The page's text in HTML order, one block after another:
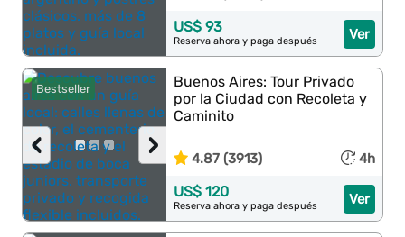
Ver
US$ 93
Reserva ahora y paga después
Bestseller
›
‹
Buenos Aires: Tour Privado
por la Ciudad con Recoleta y
Caminito
4.87 (3913) 4h
Ver
US$ 120
Reserva ahora y paga después